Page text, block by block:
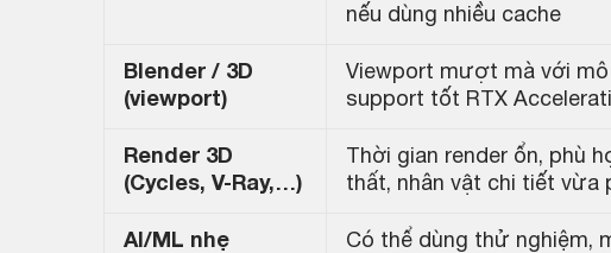
nếu dùng nhiều cache
Blender / 3D
(viewport)
Viewport mượt mà với mô
support tốt RTX
Render 3D
(Cycles, V-Ray,…)
Thời gian render ổn, phù
thất, nhân vật chi tiết vừa
AI/ML nhẹ
Có thể dùng thử nghiệm,